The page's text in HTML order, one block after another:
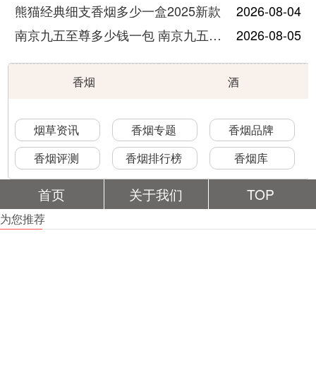
熊猫经典细支香烟多少一盒2025新款
2026-08-04
南京九五至尊多少钱一包 南京九五至尊价格及图片
2026-08-05
香烟 酒
烟草资讯 香烟专题
香烟品牌
香烟评测
香烟排行榜 香烟库
首页 关于我们 TOP
为您推荐